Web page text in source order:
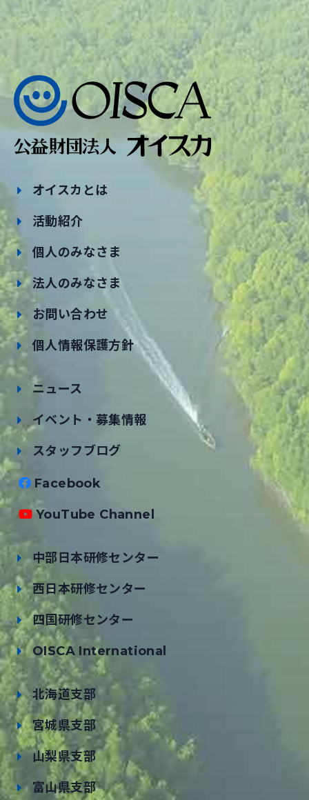
オイスカとは
活動紹介
個人のみなさま
法人のみなさま
お問い合わせ
個人情報保護方針
ニュース
イベント・募集情報
スタッフブログ
Facebook
YouTube Channel
中部日本研修センター
西日本研修センター
四国研修センター
OISCA International
北海道支部
宮城県支部
山梨県支部
富山県支部